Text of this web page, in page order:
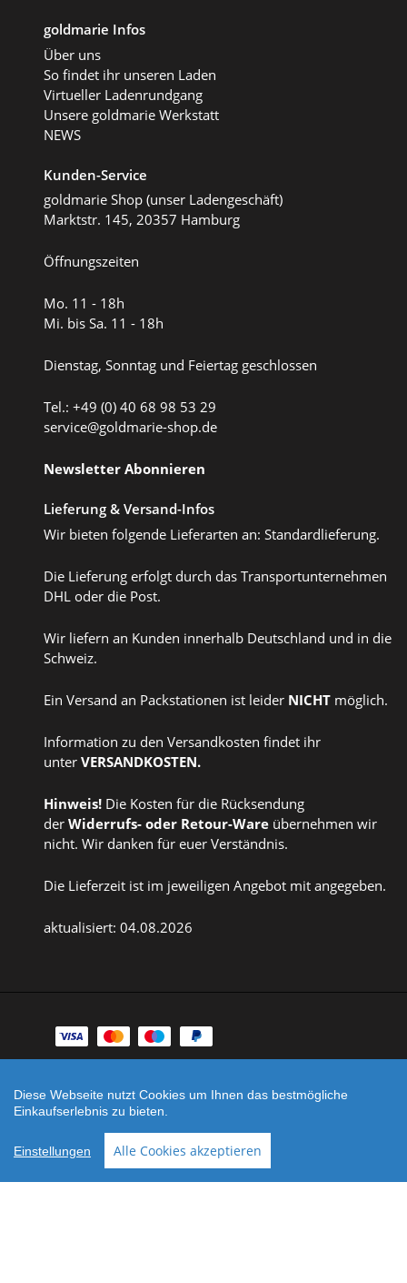
goldmarie Infos
Über uns
So findet ihr unseren Laden
Virtueller Ladenrundgang
Unsere goldmarie Werkstatt
NEWS
Kunden-Service
goldmarie Shop (unser Ladengeschäft)
Marktstr. 145, 20357 Hamburg
Öffnungszeiten
Mo. 11 - 18h
Mi. bis Sa. 11 - 18h
Dienstag, Sonntag und Feiertag geschlossen
Tel.: +49 (0) 40 68 98 53 29
service@goldmarie-shop.de
Newsletter Abonnieren
Lieferung & Versand-Infos
Wir bieten folgende Lieferarten an: Standardlieferung.
Die Lieferung erfolgt durch das Transportunternehmen
DHL oder die Post.
Wir liefern an Kunden innerhalb Deutschland und in die
Schweiz.
Ein Versand an Packstationen ist leider NICHT möglich.
Information zu den Versandkosten findet ihr
unter VERSANDKOSTEN.
Hinweis! Die Kosten für die Rücksendung
der Widerrufs- oder Retour-Ware übernehmen wir
nicht. Wir danken für euer Verständnis.
Die Lieferzeit ist im jeweiligen Angebot mit angegeben.
aktualisiert: 04.08.2026
Zahlungsarten
Shop erstellt mit
VersaCommerce.
lokal.de
Diese Webseite nutzt Cookies um Ihnen das bestmögliche
Einkaufserlebnis zu bieten.
Einstellungen Alle Cookies akzeptieren